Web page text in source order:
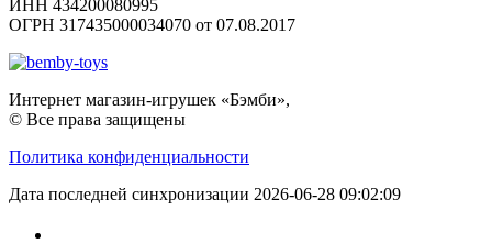
ИНН 434200080995
ОГРН 317435000034070 от 07.08.2017
Интернет магазин-игрушек «Бэмби»,
© Все права защищены
Политика конфиденциальности
Дата последней синхронизации 2026-06-28 09:02:09